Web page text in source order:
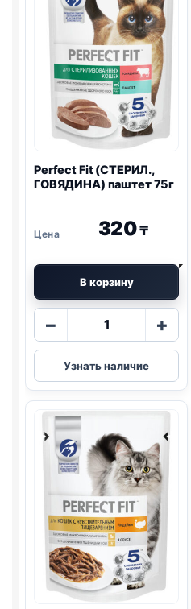
75г
Perfect Fit (СТЕРИЛ.,
ГОВЯДИНА) паштет 75г
320₸
В корзину
−
Количество
Perfect
Fit
(СТЕРИЛ.,
ГОВЯДИНА)
75г
+
Узнать наличие